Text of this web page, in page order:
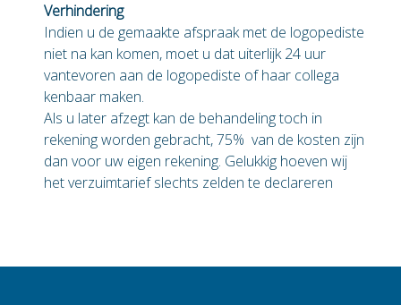
Verhindering
Indien u de gemaakte afspraak met de logopediste
niet na kan komen, moet u dat uiterlijk 24 uur
vantevoren aan de logopediste of haar collega
kenbaar maken.
Als u later afzegt kan de behandeling toch in
rekening worden gebracht, 75% van de kosten zijn
dan voor uw eigen rekening. Gelukkig hoeven wij
het verzuimtarief slechts zelden te declareren